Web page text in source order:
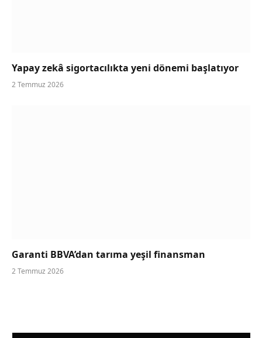
Yapay zekâ sigortacılıkta yeni dönemi başlatıyor
2 Temmuz 2026
Garanti BBVA’dan tarıma yeşil finansman
2 Temmuz 2026